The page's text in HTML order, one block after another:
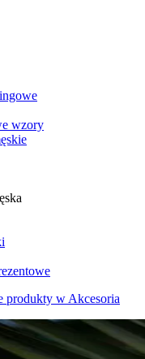
wzory
produkty w Akcesoria